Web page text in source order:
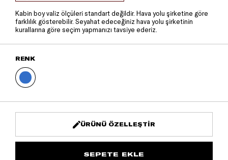
Kabin boy valiz ölçüleri standart değildir. Hava yolu şirketine göre
farklılık gösterebilir. Seyahat edeceğiniz hava yolu şirketinin
kurallarına göre seçim yapmanızı tavsiye ederiz.
RENK
ÜRÜNÜ ÖZELLEŞTIR